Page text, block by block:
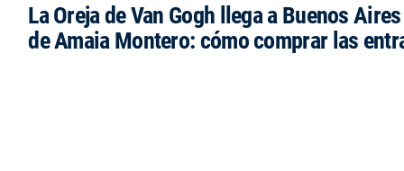
La Oreja de Van Gogh llega a Buenos
de Amaia Montero: cómo comprar las